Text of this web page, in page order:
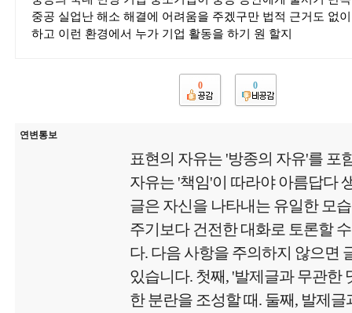
중공 실업난 해소 해결에 어려움을 주겠구만 법적 근거도 없
하고 이런 환경에서 누가 기업 활동을 하기 원 할지
0 0
연변통보
표현의 자유는 '방종의 자유'를 포
자유는 '책임'이 따라야 아름답다
글은 자신을 나타내는 유일한 모
주기보다 건전한 대화로 토론할
다. 다음 사항을 주의하지 않으면
있습니다. 첫째, '발제글과 무관한
한 분란을 조성할 때. 둘째, 발제